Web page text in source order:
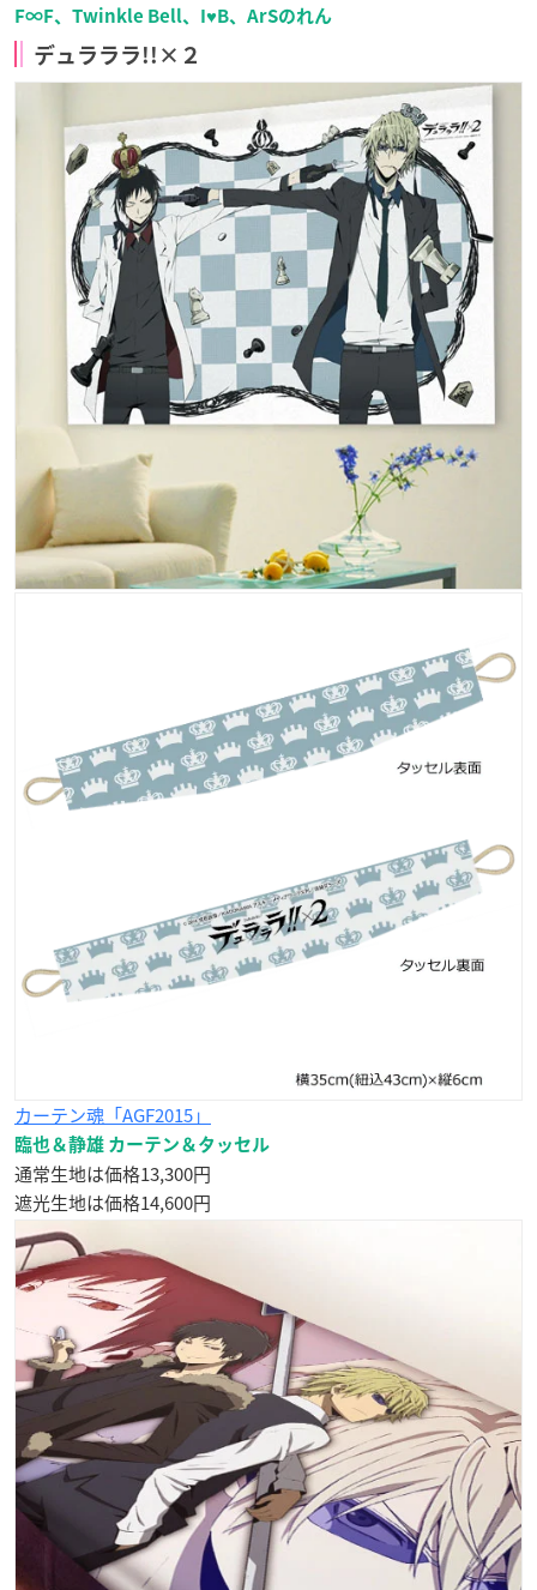
F∞F、Twinkle Bell、I♥B、ArSのれん
デュラララ!!×２
カーテン魂「AGF2015」
臨也＆静雄 カーテン＆タッセル
通常生地は価格13,300円
遮光生地は価格14,600円